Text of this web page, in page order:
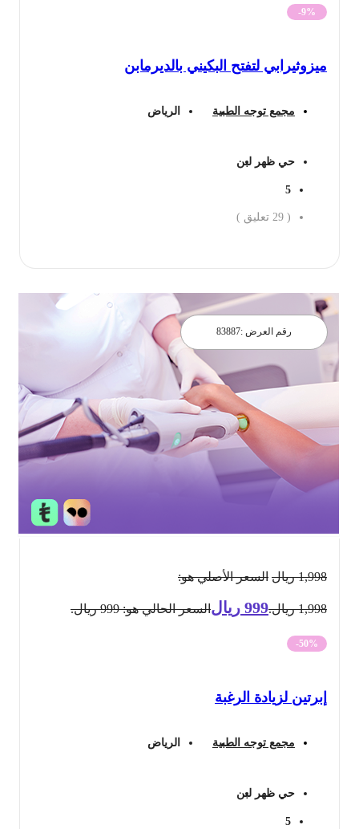
-9%
ميزوثيرابي لتفتح البكيني بالديرمابن
مجمع توجه الطبية الرياض
حي ظهر لبن
29 تعليق )
رقم العرض : 83887
1,998 ريال السعر الأصلي هو:
1,998 ريال. 999 ريالالسعر الحالي هو: 999 ريال.
-50%
إبرتين لزيادة الرغبة
مجمع توجه الطبية الرياض
حي ظهر لبن